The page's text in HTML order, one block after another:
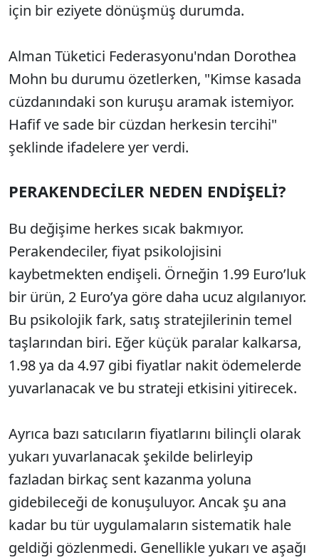
için bir eziyete dönüşmüş durumda.
Alman Tüketici Federasyonu'ndan Dorothea
Mohn bu durumu özetlerken, "Kimse kasada
cüzdanındaki son kuruşu aramak istemiyor.
Hafif ve sade bir cüzdan herkesin tercihi"
şeklinde ifadelere yer verdi.
PERAKENDECİLER NEDEN ENDİŞELİ?
Bu değişime herkes sıcak bakmıyor.
Perakendeciler, fiyat psikolojisini
kaybetmekten endişeli. Örneğin 1.99 Euro’luk
bir ürün, 2 Euro’ya göre daha ucuz algılanıyor.
Bu psikolojik fark, satış stratejilerinin temel
taşlarından biri. Eğer küçük paralar kalkarsa,
1.98 ya da 4.97 gibi fiyatlar nakit ödemelerde
yuvarlanacak ve bu strateji etkisini yitirecek.
Ayrıca bazı satıcıların fiyatlarını bilinçli olarak
yukarı yuvarlanacak şekilde belirleyip
fazladan birkaç sent kazanma yoluna
gidebileceği de konuşuluyor. Ancak şu ana
kadar bu tür uygulamaların sistematik hale
geldiği gözlenmedi. Genellikle yukarı ve aşağı